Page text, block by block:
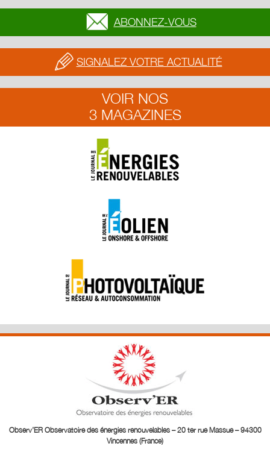
ABONNEZ-VOUS
SIGNALEZ VOTRE ACTUALITÉ
VOIR NOS
3 MAGAZINES
Observ’ER Observatoire des énergies renouvelables – 20 ter rue Massue – 94300
Vincennes (France)